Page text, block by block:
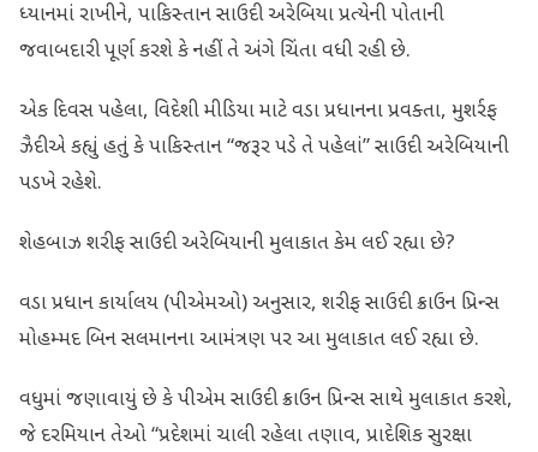
ધ્યાનમાં રાખીને, પાકિસ્તાન સાઉદી અરેબિયા પ્રત્યેની પોતાની
જવાબદારી પૂર્ણ કરશે કે નહીં તે અંગે ચિંતા વધી રહી છે.
એક દિવસ પહેલા, વિદેશી મીડિયા માટે વડા પ્રધાનના પ્રવક્તા, મુશર્રફ
ઝૈદીએ કહ્યું હતું કે પાકિસ્તાન “જરૂર પડે તે પહેલાં” સાઉદી અરેબિયાની
પડખે રહેશે.
શેહબાઝ શરીફ સાઉદી અરેબિયાની મુલાકાત કેમ લઈ રહ્યા છે?
વડા પ્રધાન કાર્યાલય (પીએમઓ) અનુસાર, શરીફ સાઉદી ક્રાઉન પ્રિન્સ
મોહમ્મદ બિન સલમાનના આમંત્રણ પર આ મુલાકાત લઈ રહ્યા છે.
વધુમાં જણાવાયું છે કે પીએમ સાઉદી ક્રાઉન પ્રિન્સ સાથે મુલાકાત કરશે,
જે દરમિયાન તેઓ “પ્રદેશમાં ચાલી રહેલા તણાવ, પ્રાદેશિક સુરક્ષા